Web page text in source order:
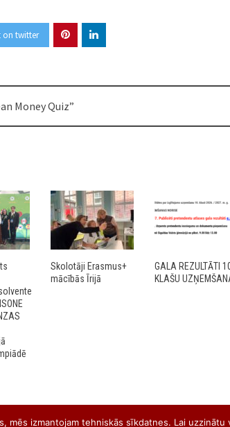
on twitter
Money Quiz”
Skolotāji Erasmus+
mācībās Īrijā
GALA REZULTĀTI
KLAŠU
mēs izmantojam tehniskās sīkdatnes. Lai